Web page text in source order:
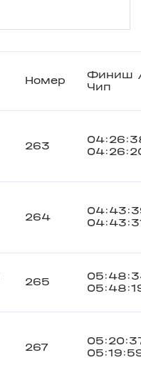
Номер
Финиш
Чип
263
264
265
267